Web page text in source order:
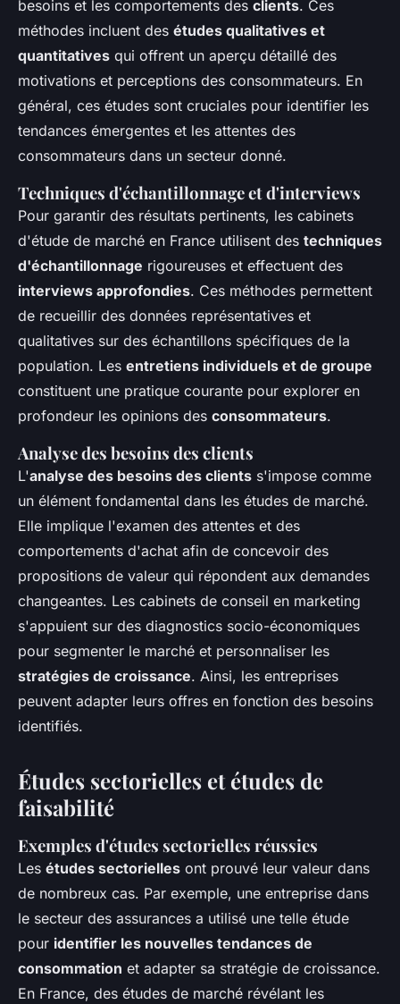
besoins et les comportements des clients. Ces
méthodes incluent des études qualitatives et
quantitatives qui offrent un aperçu détaillé des
motivations et perceptions des consommateurs. En
général, ces études sont cruciales pour identifier les
tendances émergentes et les attentes des
consommateurs dans un secteur donné.
Techniques d'échantillonnage et d'interviews
Pour garantir des résultats pertinents, les cabinets
d'étude de marché en France utilisent des techniques
d'échantillonnage rigoureuses et effectuent des
interviews approfondies. Ces méthodes permettent
de recueillir des données représentatives et
qualitatives sur des échantillons spécifiques de la
population. Les entretiens individuels et de groupe
constituent une pratique courante pour explorer en
profondeur les opinions des consommateurs.
Analyse des besoins des clients
L'analyse des besoins des clients s'impose comme
un élément fondamental dans les études de marché.
Elle implique l'examen des attentes et des
comportements d'achat afin de concevoir des
propositions de valeur qui répondent aux demandes
changeantes. Les cabinets de conseil en marketing
s'appuient sur des diagnostics socio-économiques
pour segmenter le marché et personnaliser les
stratégies de croissance. Ainsi, les entreprises
peuvent adapter leurs offres en fonction des besoins
identifiés.
Études sectorielles et études de
faisabilité
Exemples d'études sectorielles réussies
Les études sectorielles ont prouvé leur valeur dans
de nombreux cas. Par exemple, une entreprise dans
le secteur des assurances a utilisé une telle étude
pour identifier les nouvelles tendances de
consommation et adapter sa stratégie de croissance.
En France, des études de marché révélant les